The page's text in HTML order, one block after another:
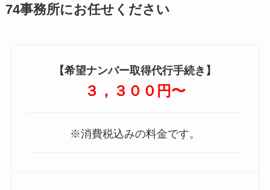
74事務所にお任せください
【希望ナンバー取得代行手続き】
３，３００円〜
※消費税込みの料金です。